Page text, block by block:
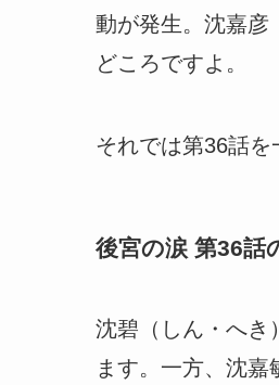
動が発生。沈嘉彦
どころですよ。
それでは第36話を
後宮の涙 第36話
沈碧（しん・へき
ます。一方、沈